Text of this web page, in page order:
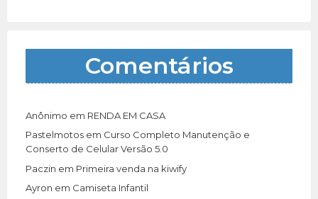
Comentários
Anônimo em RENDA EM CASA
Pastelmotos em Curso Completo Manutenção e
Conserto de Celular Versão 5.0
Paczin em Primeira venda na kiwify
Ayron em Camiseta Infantil